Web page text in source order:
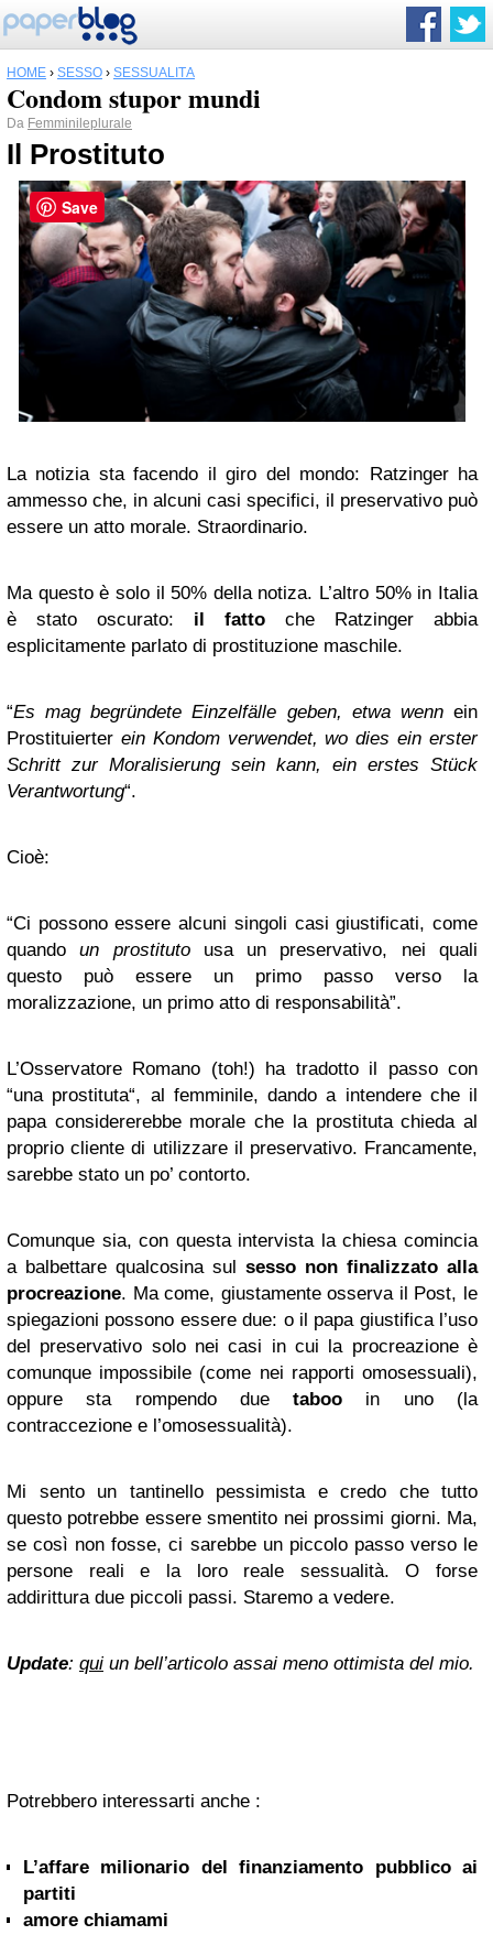
HOME › SESSO › SESSUALITÀ
Condom stupor mundi
Da Femminileplurale
Il Prostituto
La notizia sta facendo il giro del mondo: Ratzinger ha
ammesso che, in alcuni casi specifici, il preservativo può
essere un atto morale. Straordinario.
Ma questo è solo il 50% della notiza. L’altro 50% in Italia
è stato oscurato: il fatto che Ratzinger abbia
esplicitamente parlato di prostituzione maschile.
“Es mag begründete Einzelfälle geben, etwa wenn ein
Prostituierter ein Kondom verwendet, wo dies ein erster
Schritt zur Moralisierung sein kann, ein erstes Stück
Verantwortung“.
Cioè:
“Ci possono essere alcuni singoli casi giustificati, come
quandoun prostitutousa un preservativo, nei quali
questo può essere un primo passo verso la
moralizzazione, un primo atto di responsabilità”.
L’Osservatore Romano (toh!) ha tradotto il passo con
“una prostituta“, al femminile, dando a intendere che il
papa considererebbe morale che la prostituta chieda al
proprio cliente di utilizzare il preservativo. Francamente,
sarebbe stato un po’ contorto.
Comunque sia, con questa intervista la chiesa comincia
a balbettare qualcosina sul sesso non finalizzato alla
procreazione. Ma come, giustamente osserva il Post, le
spiegazioni possono essere due: o il papa giustifica l’uso
del preservativo solo nei casi in cui la procreazione è
comunque impossibile (come nei rapporti omosessuali),
oppure sta rompendo duetaboo in uno (la
contraccezione e l’omosessualità).
Mi sento un tantinello pessimista e credo che tutto
questo potrebbe essere smentito nei prossimi giorni. Ma,
se così non fosse, ci sarebbe un piccolo passo verso le
persone reali e la loro reale sessualità. O forse
addirittura due piccoli passi. Staremo a vedere.
Update: qui un bell’articolo assai meno ottimista del mio.
Potrebbero interessarti anche :
L’affare milionario del finanziamento pubblico ai
partiti
amore chiamami
Save